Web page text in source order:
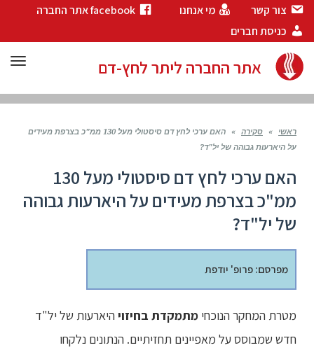
צור קשר
מי אנחנו
כניסת חברים
facebook אתר החברה
אתר החברה ליתר לחץ-דם
ראשי » סקירה »
האם ערכי לחץ דם סיסטולי מעל 130 ממ"כ בצרפת מעידים
על היארעות גבוהה של יל"ד?
האם ערכי לחץ דם סיסטולי מעל 130
ממ"כ בצרפת מעידים על היארעות גבוהה
של יל"ד?
מפרסם: פרופ' יודפת
מטרת המחקר הנוכחי מתמקדת בחיזוי היארעות של יל"ד
חדש שמבוסס על מאפיינים תחזיתיים. הנתונים נלקחו